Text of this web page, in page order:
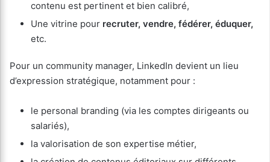
contenu est pertinent et bien calibré,
Une vitrine pour recruter, vendre, fédérer, éduquer,
etc.
Pour un community manager, LinkedIn devient un lieu
d’expression stratégique, notamment pour :
le personal branding (via les comptes dirigeants ou
salariés),
la valorisation de son expertise métier,